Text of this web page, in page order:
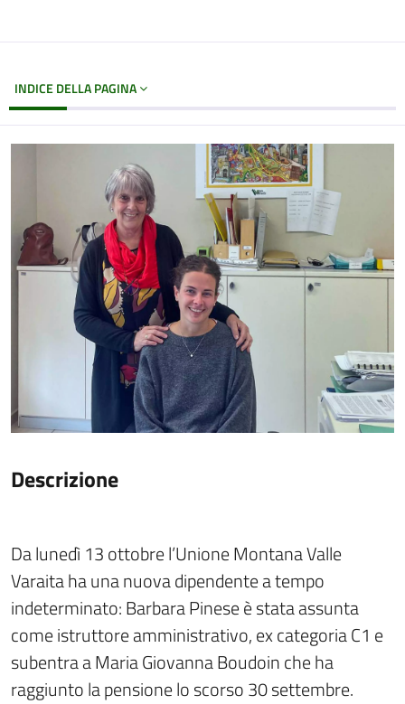
INDICE DELLA PAGINA
Descrizione
Da lunedì 13 ottobre l’Unione Montana Valle
Varaita ha una nuova dipendente a tempo
indeterminato: Barbara Pinese è stata assunta
come istruttore amministrativo, ex categoria C1 e
subentra a Maria Giovanna Boudoin che ha
raggiunto la pensione lo scorso 30 settembre.